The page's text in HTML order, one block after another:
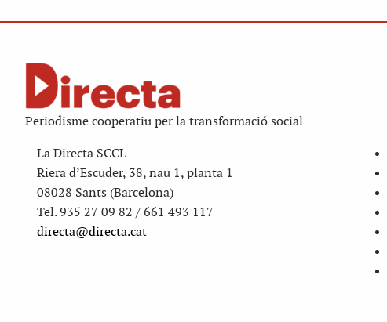
Periodisme cooperatiu per la transformació social
La Directa SCCL
Riera d’Escuder, 38, nau 1, planta 1
08028 Sants (Barcelona)
Tel. 935 27 09 82 / 661 493 117
directa@directa.cat